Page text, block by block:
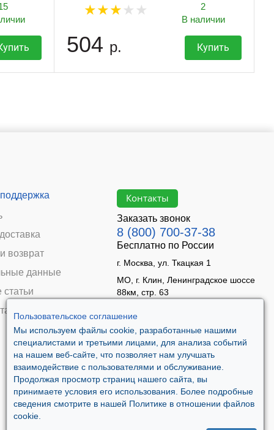
Пользовательское соглашение
Мы используем файлы cookie, разработанные нашими
специалистами и третьими лицами, для анализа событий
на нашем веб-сайте, что позволяет нам улучшать
взаимодействие с пользователями и обслуживание.
Продолжая просмотр страниц нашего сайта, вы
принимаете условия его использования. Более подробные
сведения смотрите в нашей Политике в отношении файлов
cookie.
2
В наличии
504 р. Купить
возврат
данные
Контакты
Заказать звонок
8 (800) 700-37-38
Бесплатно по России
г. Москва, ул. Ткацкая 1
МО, г. Клин, Ленинградское шоссе
88км, стр. 63
Сб 10:00 - 14:00
Вс - выходной